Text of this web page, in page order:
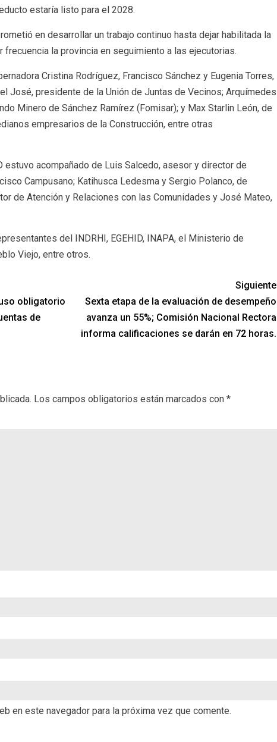
estaría listo para el 2028.
en desarrollar un trabajo continuo hasta dejar habilitada la
frecuencia la provincia en seguimiento a las ejecutorias.
Cristina Rodríguez, Francisco Sánchez y Eugenia Torres,
José, presidente de la Unión de Juntas de Vecinos; Arquímedes
Minero de Sánchez Ramírez (Fomisar); y Max Starlin León, de
empresarios de la Construcción, entre otras
estuvo acompañado de Luis Salcedo, asesor y director de
Campusano; Katihusca Ledesma y Sergio Polanco, de
de Atención y Relaciones con las Comunidades y José Mateo,
del INDRHI, EGEHID, INAPA, el Ministerio de
Viejo, entre otros.
obligatorio
de
Siguiente
Sexta etapa de la evaluación de desempeño
avanza un 55%; Comisión Nacional Rectora
informa calificaciones se darán en 72 horas.
Los campos obligatorios están marcados con *
en este navegador para la próxima vez que comente.